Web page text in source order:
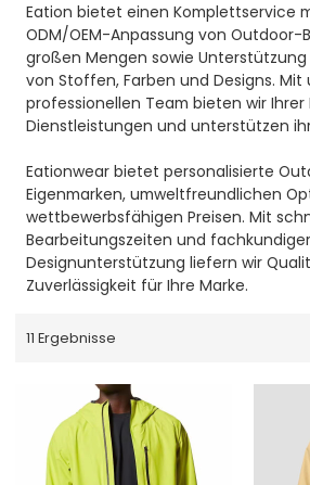
Eation bietet einen Komplettservice
ODM/OEM-Anpassung von Outdoor-
großen Mengen sowie
von Stoffen, Farben und Designs. Mit
professionellen Team bieten wir
Dienstleistungen und unterstützen
Eationwear bietet personalisierte
Eigenmarken, umweltfreundlichen
wettbewerbsfähigen Preisen. Mit
Bearbeitungszeiten und fachkundiger
Designunterstützung liefern wir
Zuverlässigkeit für Ihre Marke.
11 Ergebnisse